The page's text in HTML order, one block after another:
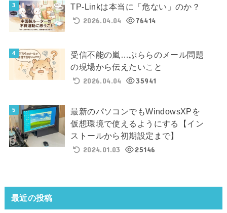
TP-Linkは本当に「危ない」のか？
2026.04.04
76414
受信不能の嵐…ぷららのメール問題
の現場から伝えたいこと
2026.04.04
35941
最新のパソコンでもWindowsXPを
仮想環境で使えるようにする【イン
ストールから初期設定まで】
2024.01.03
25146
最近の投稿